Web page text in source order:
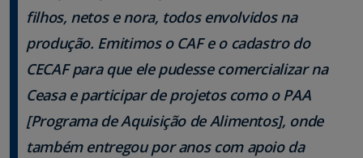
filhos, netos e nora, todos envolvidos na
produção. Emitimos o CAF e o cadastro do
CECAF para que ele pudesse comercializar na
Ceasa e participar de projetos como o PAA
[Programa de Aquisição de Alimentos], onde
também entregou por anos com apoio da